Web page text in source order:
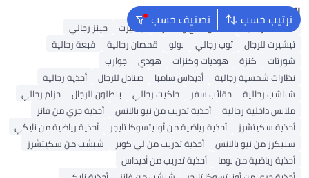
ترتيب حسب تصنيف حسب البحث الشائع
محفظة رجالية ملابس الحج والعمرة تيشيرت
جينز رجالي
تيشيرت للرجال
ثوب رجالي بولو قمصان رجالية
قبعة رجالية
شورتات
كنزة هوديات وكنزات هودي
جوارب
نظارات شمسية رجالية
أديداس سامبا صنادل للرجال
أحذية رجالية
شباشب رجالية
حقائب سفر جاكيت رجالي بنطلون للرجال
حزام رجالي
ملابس داخلية رجالية
أحذية تدريب من نيو بالانس
أحذية جري من فانز
أحذية سكيتشرز
أحذية رياضية من أونيتسوكا تايجر
أحذية رياضية من نايكي
سنيكرز من نيو بالانس
أحذية تدريب من لي كوبر
شبشب من سكيتشرز
أحذية رياضية من بوما
أحذية تدريب من أديداس